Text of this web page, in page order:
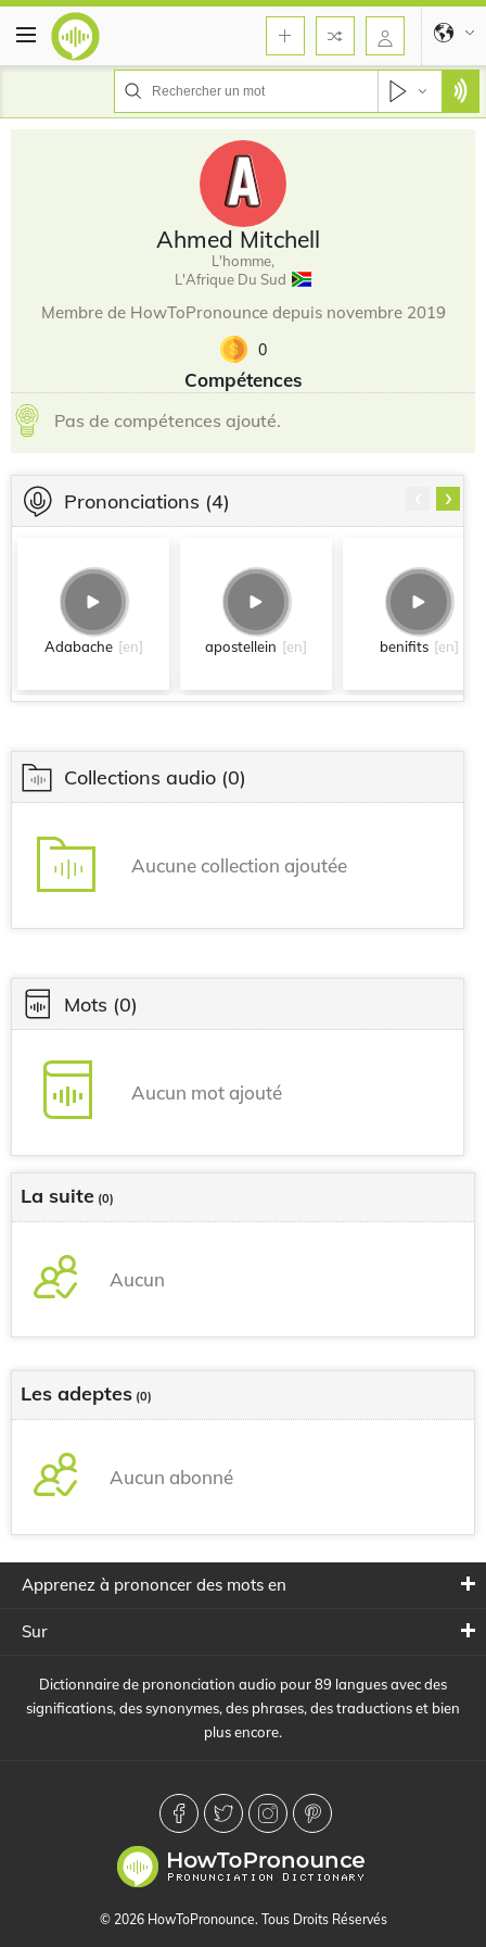
Ahmed Mitchell
L'homme,
L'Afrique Du Sud
Membre de HowToPronounce depuis novembre 2019
0
Compétences
Pas de compétences ajouté.
Prononciations (4)
Adabache [en] apostellein [en] benifits [en]
›
Collections audio (0)
Aucune collection ajoutée
Mots (0)
Aucun mot ajouté
La suite (0)
Aucun
Les adeptes (0)
Aucun abonné
Apprenez à prononcer des mots en
Sur
Dictionnaire de prononciation audio pour 89 langues avec des
significations, des synonymes, des phrases, des traductions et bien
plus encore.
© 2026 HowToPronounce. Tous Droits Réservés